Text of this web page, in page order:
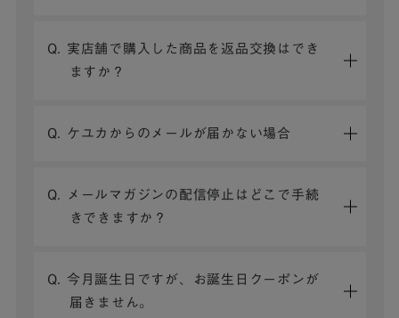
Q. 実店舗で購入した商品を返品交換はでき
ますか？
Q. ケユカからのメールが届かない場合
Q. メールマガジンの配信停止はどこで手続
きできますか？
Q. 今月誕生日ですが、お誕生日クーポンが
届きません。